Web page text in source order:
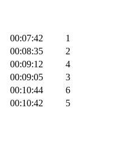
00:07:42
1
00:08:35 2
00:09:12 4
00:09:05 3
00:10:44
6
00:10:42 5